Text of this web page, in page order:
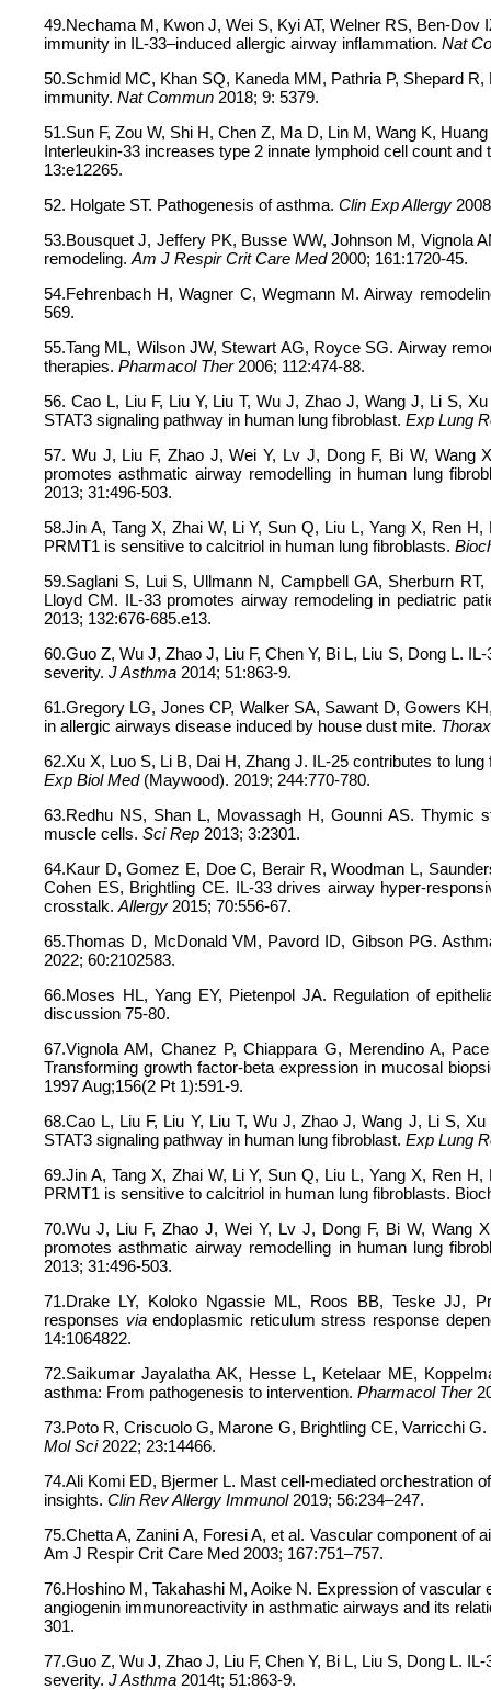
49.Nechama M, Kwon J, Wei S, Kyi AT, Welner RS, Ben-
immunity in IL-33–induced allergic airway inflammation. Nat
50.Schmid MC, Khan SQ, Kaneda MM, Pathria P, Shepard
immunity. Nat Commun 2018; 9: 5379.
51.Sun F, Zou W, Shi H, Chen Z, Ma D, Lin M, Wang K,
Interleukin-33 increases type 2 innate lymphoid cell count
13:e12265.
52. Holgate ST. Pathogenesis of asthma. Clin Exp Allergy
53.Bousquet J, Jeffery PK, Busse WW, Johnson M, Vignola
remodeling. Am J Respir Crit Care Med2000; 161:1720-45.
54.Fehrenbach H, Wagner C, Wegmann M. Airway
569.
55.Tang ML, Wilson JW, Stewart AG, Royce SG. Airway
therapies. Pharmacol Ther2006; 112:474-88.
56. Cao L, Liu F, Liu Y, Liu T, Wu J, Zhao J, Wang J, Li S,
STAT3 signaling pathway in human lung fibroblast. Exp Lung
57. Wu J, Liu F, Zhao J, Wei Y, Lv J, Dong F, Bi W, Wang
promotes asthmatic airway remodelling in human lung
2013; 31:496-503.
58.Jin A, Tang X, Zhai W, Li Y, Sun Q, Liu L, Yang X, Ren
PRMT1 is sensitive to calcitriol in human lung fibroblasts.
59.Saglani S, Lui S, Ullmann N, Campbell GA, Sherburn
Lloyd CM. IL-33 promotes airway remodeling in pediatric
2013; 132:676-685.e13.
60.Guo Z, Wu J, Zhao J, Liu F, Chen Y, Bi L, Liu S, Dong L.
severity. J Asthma 2014; 51:863-9.
61.Gregory LG, Jones CP, Walker SA, Sawant D, Gowers
in allergic airways disease induced by house dust mite.
62.Xu X, Luo S, Li B, Dai H, Zhang J. IL-25 contributes to
Exp Biol Med (Maywood). 2019; 244:770-780.
63.Redhu NS, Shan L, Movassagh H, Gounni AS. Thymic
muscle cells. Sci Rep 2013; 3:2301.
64.Kaur D, Gomez E, Doe C, Berair R, Woodman L,
Cohen ES, Brightling CE. IL-33 drives airway hyper-
crosstalk. Allergy 2015; 70:556-67.
65.Thomas D, McDonald VM, Pavord ID, Gibson PG.
2022; 60:2102583.
66.Moses HL, Yang EY, Pietenpol JA. Regulation of
discussion 75-80.
67.Vignola AM, Chanez P, Chiappara G, Merendino A,
Transforming growth factor-beta expression in mucosal
1997 Aug;156(2 Pt 1):591-9.
68.Cao L, Liu F, Liu Y, Liu T, Wu J, Zhao J, Wang J, Li S,
STAT3 signaling pathway in human lung fibroblast. Exp Lung
69.Jin A, Tang X, Zhai W, Li Y, Sun Q, Liu L, Yang X, Ren
PRMT1 is sensitive to calcitriol in human lung fibroblasts.
70.Wu J, Liu F, Zhao J, Wei Y, Lv J, Dong F, Bi W, Wang
promotes asthmatic airway remodelling in human lung
2013; 31:496-503.
71.Drake LY, Koloko Ngassie ML, Roos BB, Teske JJ,
responses viaendoplasmic reticulum stress response
14:1064822.
72.Saikumar Jayalatha AK, Hesse L, Ketelaar ME,
asthma: From pathogenesis to intervention. Pharmacol Ther
73.Poto R, Criscuolo G, Marone G, Brightling CE, Varricchi
Mol Sci 2022; 23:14466.
74.Ali Komi ED, Bjermer L. Mast cell-mediated orchestration
insights. Clin Rev Allergy Immunol 2019; 56:234–247.
75.Chetta A, Zanini A, Foresi A, et al. Vascular component of
Am J Respir Crit Care Med 2003; 167:751–757.
76.Hoshino M, Takahashi M, Aoike N. Expression of
angiogenin immunoreactivity in asthmatic airways and its
301.
77.Guo Z, Wu J, Zhao J, Liu F, Chen Y, Bi L, Liu S, Dong L.
severity. J Asthma 2014t; 51:863-9.